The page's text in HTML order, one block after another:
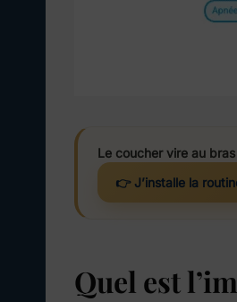
Le coucher vire au
👉 J’installe la
Quel est